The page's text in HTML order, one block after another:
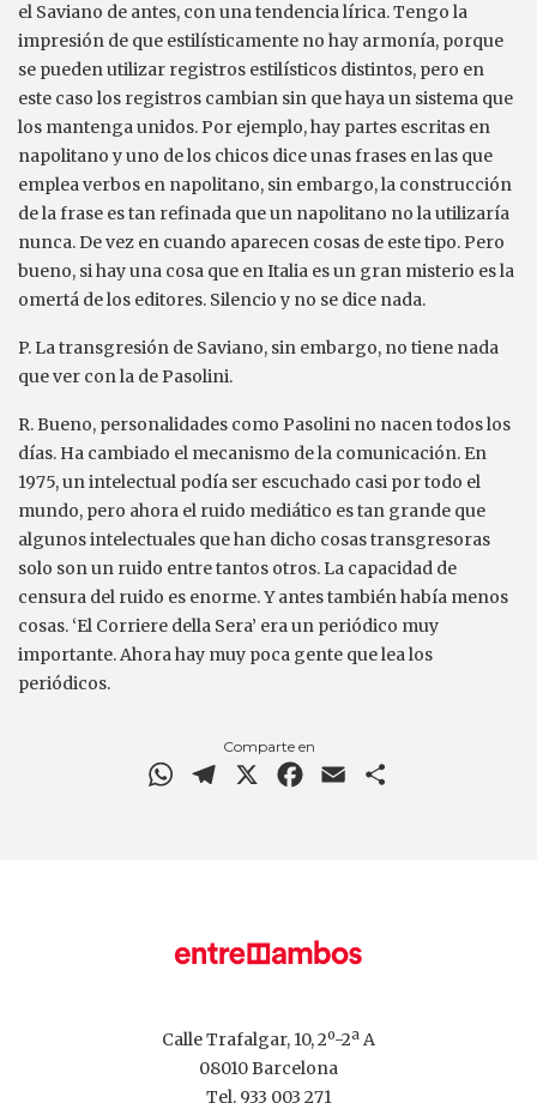
el Saviano de antes, con una tendencia lírica. Tengo la
impresión de que estilísticamente no hay armonía, porque
se pueden utilizar registros estilísticos distintos, pero en
este caso los registros cambian sin que haya un sistema que
los mantenga unidos. Por ejemplo, hay partes escritas en
napolitano y uno de los chicos dice unas frases en las que
emplea verbos en napolitano, sin embargo, la construcción
de la frase es tan refinada que un napolitano no la utilizaría
nunca. De vez en cuando aparecen cosas de este tipo. Pero
bueno, si hay una cosa que en Italia es un gran misterio es la
omertá de los editores. Silencio y no se dice nada.
P. La transgresión de Saviano, sin embargo, no tiene nada
que ver con la de Pasolini.
R. Bueno, personalidades como Pasolini no nacen todos los
días. Ha cambiado el mecanismo de la comunicación. En
1975, un intelectual podía ser escuchado casi por todo el
mundo, pero ahora el ruido mediático es tan grande que
algunos intelectuales que han dicho cosas transgresoras
solo son un ruido entre tantos otros. La capacidad de
censura del ruido es enorme. Y antes también había menos
cosas. ‘El Corriere della Sera’ era un periódico muy
importante. Ahora hay muy poca gente que lea los
periódicos.
Comparte en
WhatsAppTelegram Facebook
Email
Calle Trafalgar, 10, 2º-2ª A
08010 Barcelona
Tel. 933 003 271